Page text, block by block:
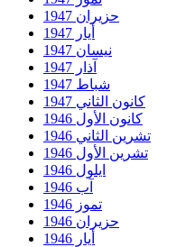
حزيران 1947
أيار 1947
نيسان 1947
آذار 1947
شباط 1947
كانون الثاني 1947
كانون الأول 1946
تشرين الثاني 1946
تشرين الأول 1946
ايلول 1946
آب 1946
تموز 1946
حزيران 1946
أيار 1946